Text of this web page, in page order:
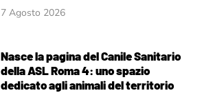
7 Agosto 2026
Nasce la pagina del Canile Sanitario
della ASL Roma 4: uno spazio
dedicato agli animali del territorio